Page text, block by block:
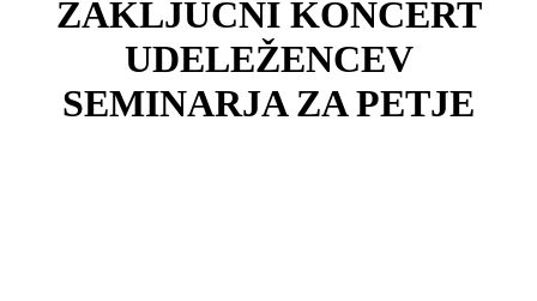
ZAKLJUČNI KONCERT
UDELEŽENCEV
SEMINARJA ZA PETJE